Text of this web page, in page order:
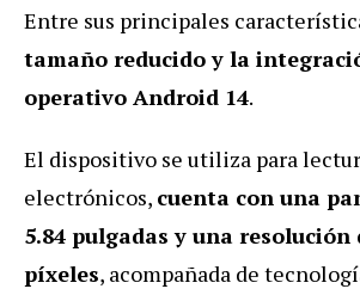
Entre sus principales
tamaño reducido y la
operativo Android 14.
El dispositivo se utiliza para
electrónicos, cuenta con una
5.84 pulgadas y una resolución
píxeles, acompañada de